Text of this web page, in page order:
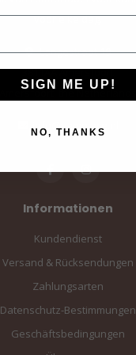
voor elke dag.
Langestraat 19
3811AA Amersfoort
Amersfoort, the Netherlands
info@sampiace.nl
Informationen
Kundendienst
Versand & Rücksendungen
Zahlungsarten
Datenschutz-Bestimmungen
Geschäftsbedingungen
SIGN ME UP!
NO, THANKS